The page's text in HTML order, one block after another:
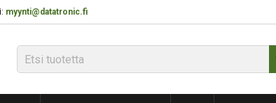
myynti@datatronic.fi